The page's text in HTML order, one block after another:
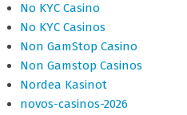
No KYC Casino
No KYC Casinos
Non GamStop Casino
Non Gamstop Casinos
Nordea Kasinot
novos-casinos-2026